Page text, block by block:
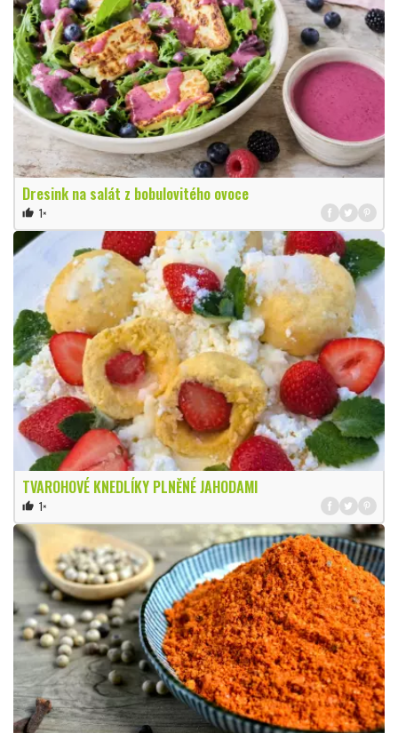
Dresink na salát z bobulovitého ovoce
thumb_up 1×
TVAROHOVÉ KNEDLÍKY PLNĚNÉ JAHODAMI
thumb_up 1×